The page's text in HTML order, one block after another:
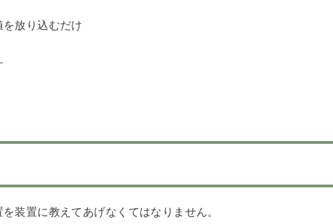
放り込むだけ
装置に教えてあげなくてはなりません。